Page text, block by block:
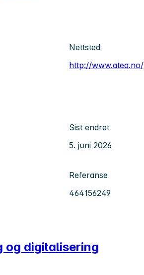
Nettsted
http://www.atea.no/
Sist endret
5. juni 2026
Referanse
464156249
og digitalisering